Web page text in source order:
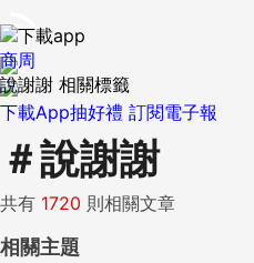
下載App抽好禮 訂閱電子報
商周
說謝謝 相關標籤
＃說謝謝
共有 1720 則相關文章
相關主題